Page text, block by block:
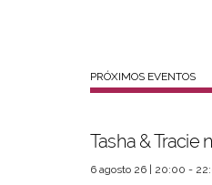
PRÓXIMOS EVENTOS
Tasha & Tracie
6 agosto 26 | 20:00 -